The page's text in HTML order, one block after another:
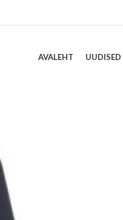
AVALEHT UUDISED